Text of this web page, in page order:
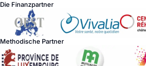
Die Finanzpartner
Methodische Partner